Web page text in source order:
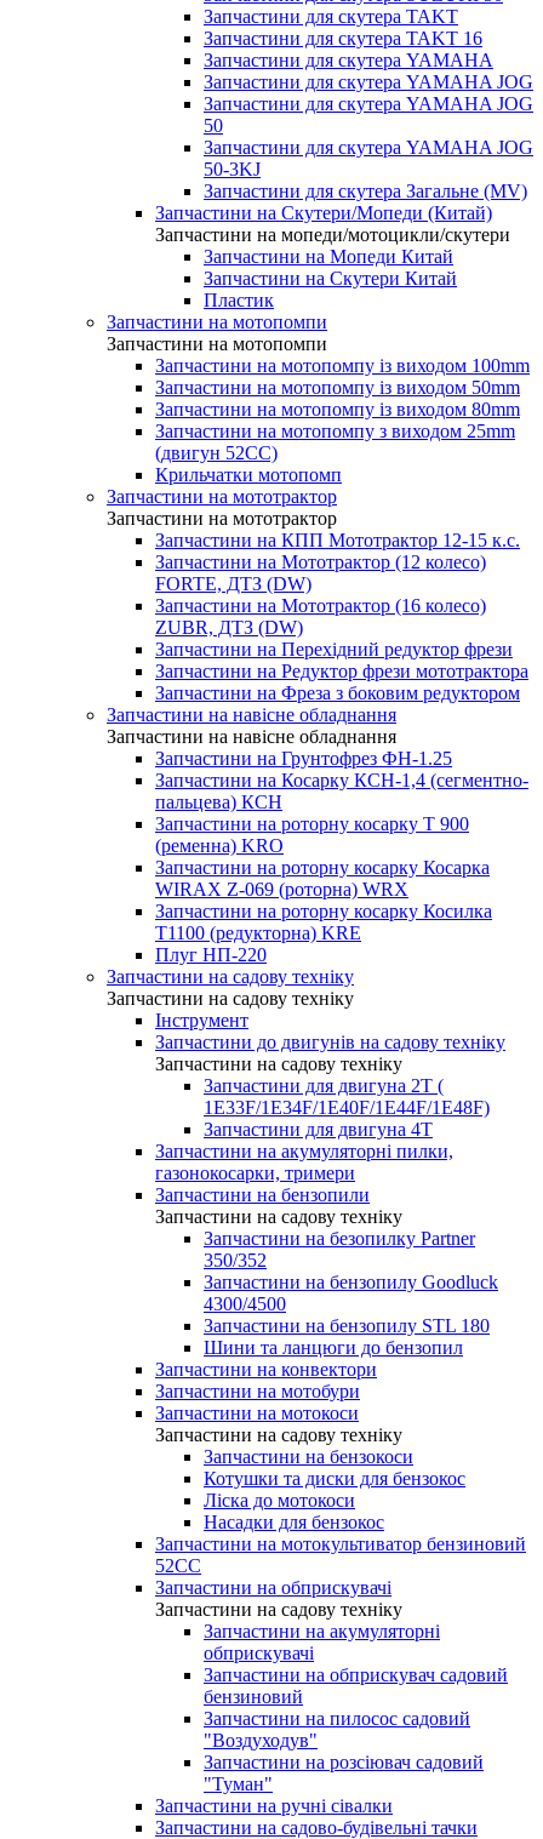
Запчастини для скутера TAKT
Запчастини для скутера TAKT 16
Запчастини для скутера YAMAHA
Запчастини для скутера YAMAHA JOG
Запчастини для скутера YAMAHA JOG
50
Запчастини для скутера YAMAHA JOG
50-3KJ
Запчастини для скутера Загальне (MV)
Запчастини на Скутери/Мопеди (Китай)
Запчастини на мопеди/мотоцикли/скутери
Запчастини на Мопеди Китай
Запчастини на Скутери Китай
Пластик
Запчастини на мотопомпи
Запчастини на мотопомпи
Запчастини на мотопомпу із виходом 100mm
Запчастини на мотопомпу із виходом 50mm
Запчастини на мотопомпу із виходом 80mm
Запчастини на мотопомпу з виходом 25mm
(двигун 52CC)
Крильчатки мотопомп
Запчастини на мототрактор
Запчастини на мототрактор
Запчастини на КПП Мототрактор 12-15 к.с.
Запчастини на Мототрактор (12 колесо)
FORTE, ДТЗ (DW)
Запчастини на Мототрактор (16 колесо)
ZUBR, ДТЗ (DW)
Запчастини на Перехідний редуктор фрези
Запчастини на Редуктор фрези мототрактора
Запчастини на Фреза з боковим редуктором
Запчастини на навісне обладнання
Запчастини на навісне обладнання
Запчастини на Грунтофрез ФН-1.25
Запчастини на Косарку КСН-1,4 (сегментно-
пальцева) КСН
Запчастини на роторну косарку T 900
(ременна) KRO
Запчастини на роторну косарку Косарка
WIRAX Z-069 (роторна) WRX
Запчастини на роторну косарку Косилка
T1100 (редукторна) KRE
Плуг НП-220
Запчастини на садову техніку
Запчастини на садову техніку
Інструмент
Запчастини до двигунів на садову техніку
Запчастини на садову техніку
Запчастини для двигуна 2Т (
1Е33F/1E34F/1Е40F/1E44F/1Е48F)
Запчастини для двигуна 4Т
Запчастини на акумуляторні пилки,
газонокосарки, тримери
Запчастини на бензопили
Запчастини на садову техніку
Запчастини на безопилку Partner
350/352
Запчастини на бензопилу Goodluck
4300/4500
Запчастини на бензопилу STL 180
Шини та ланцюги до бензопил
Запчастини на конвектори
Запчастини на мотобури
Запчастини на мотокоси
Запчастини на садову техніку
Запчастини на бензокоси
Котушки та диски для бензокос
Ліска до мотокоси
Насадки для бензокос
Запчастини на мотокультиватор бензиновий
52СС
Запчастини на обприскувачі
Запчастини на садову техніку
Запчастини на акумуляторні
обприскувачі
Запчастини на обприскувач садовий
бензиновий
Запчастини на пилосос садовий
"Воздуходув"
Запчастини на розсіювач садовий
"Туман"
Запчастини на ручні сівалки
Запчастини на садово-будівельні тачки